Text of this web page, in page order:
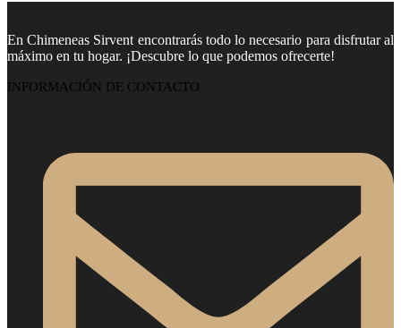
En Chimeneas Sirvent encontrarás todo lo necesario para disfrutar al
máximo en tu hogar. ¡Descubre lo que podemos ofrecerte!
INFORMACIÓN DE CONTACTO